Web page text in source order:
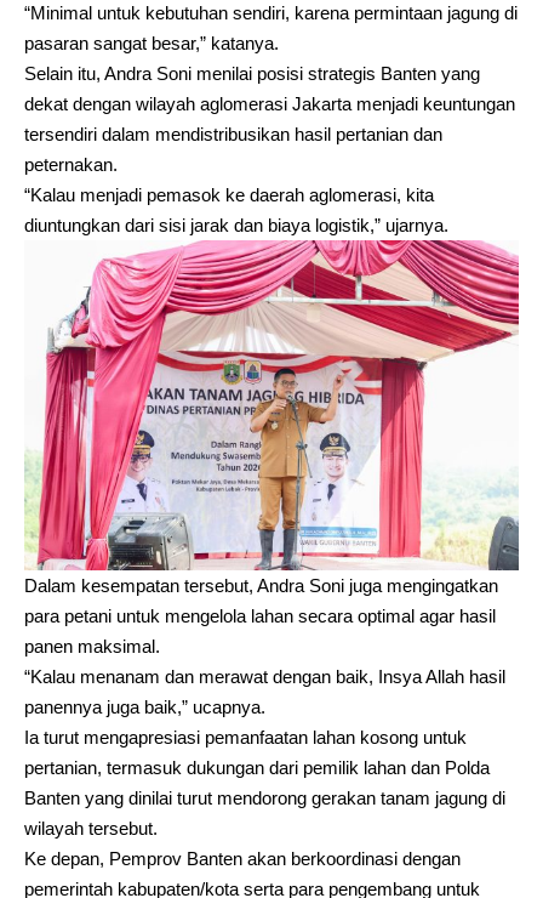
“Minimal untuk kebutuhan sendiri, karena permintaan jagung di
pasaran sangat besar,” katanya.
Selain itu, Andra Soni menilai posisi strategis Banten yang
dekat dengan wilayah aglomerasi Jakarta menjadi keuntungan
tersendiri dalam mendistribusikan hasil pertanian dan
peternakan.
“Kalau menjadi pemasok ke daerah aglomerasi, kita
diuntungkan dari sisi jarak dan biaya logistik,” ujarnya.
Dalam kesempatan tersebut, Andra Soni juga mengingatkan
para petani untuk mengelola lahan secara optimal agar hasil
panen maksimal.
“Kalau menanam dan merawat dengan baik, Insya Allah hasil
panennya juga baik,” ucapnya.
Ia turut mengapresiasi pemanfaatan lahan kosong untuk
pertanian, termasuk dukungan dari pemilik lahan dan Polda
Banten yang dinilai turut mendorong gerakan tanam jagung di
wilayah tersebut.
Ke depan, Pemprov Banten akan berkoordinasi dengan
pemerintah kabupaten/kota serta para pengembang untuk